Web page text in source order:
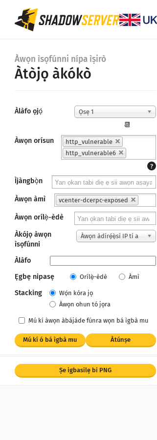
Àwọn ìsọfúnni nípa ìṣirò
Àtòjọ àkókò
Àlàfo ọjọ́ Ọsẹ 1
📆
Àwọn orísun
http_vulnerable
http_vulnerable6
?
Ìjàngbọ̀n
Àwọn àmì vcenter-dcerpc-exposed
Àwọn orílẹ̀-èdè
Àkójọ àwọn
ìsọfúnni
Àwọn àdírẹ́ẹ̀sì IP tí a
Àlàfo
Ẹgbẹ nipasẹ
Orílẹ̀-èdè Àmì
Stacking
Wọ́n kóra jọ
Àwọn ohun tó jọra
Mú kí àwọn àbájáde fúnra wọn bá ìgbà mu
Mú kí ó bá ìgbà mu Àtúnṣe
Ṣe igbasilẹ bi PNG